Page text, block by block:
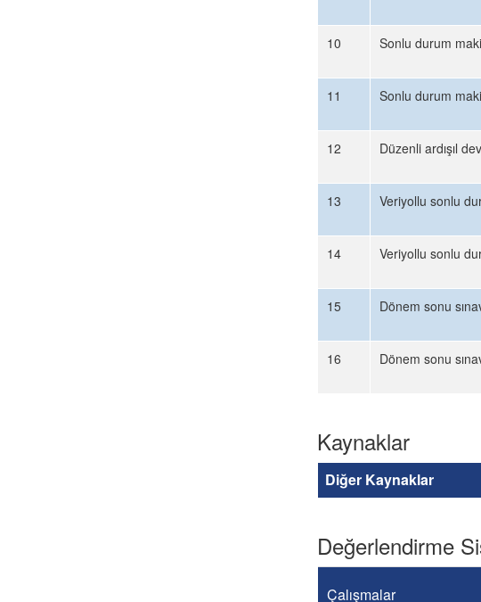
10
Sonlu durum
11
Sonlu durum
12
Düzenli ardışıl
13
Veriyollu sonlu
14
Veriyollu sonlu
15
Dönem sonu
16
Dönem sonu
Kaynaklar
Diğer Kaynaklar
Değerlendirme
Çalışmalar